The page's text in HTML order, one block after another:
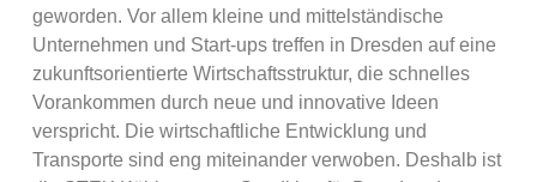
geworden. Vor allem kleine und mittelständische
Unternehmen und Start-ups treffen in Dresden auf eine
zukunftsorientierte Wirtschaftsstruktur, die schnelles
Vorankommen durch neue und innovative Ideen
verspricht. Die wirtschaftliche Entwicklung und
Transporte sind eng miteinander verwoben. Deshalb ist